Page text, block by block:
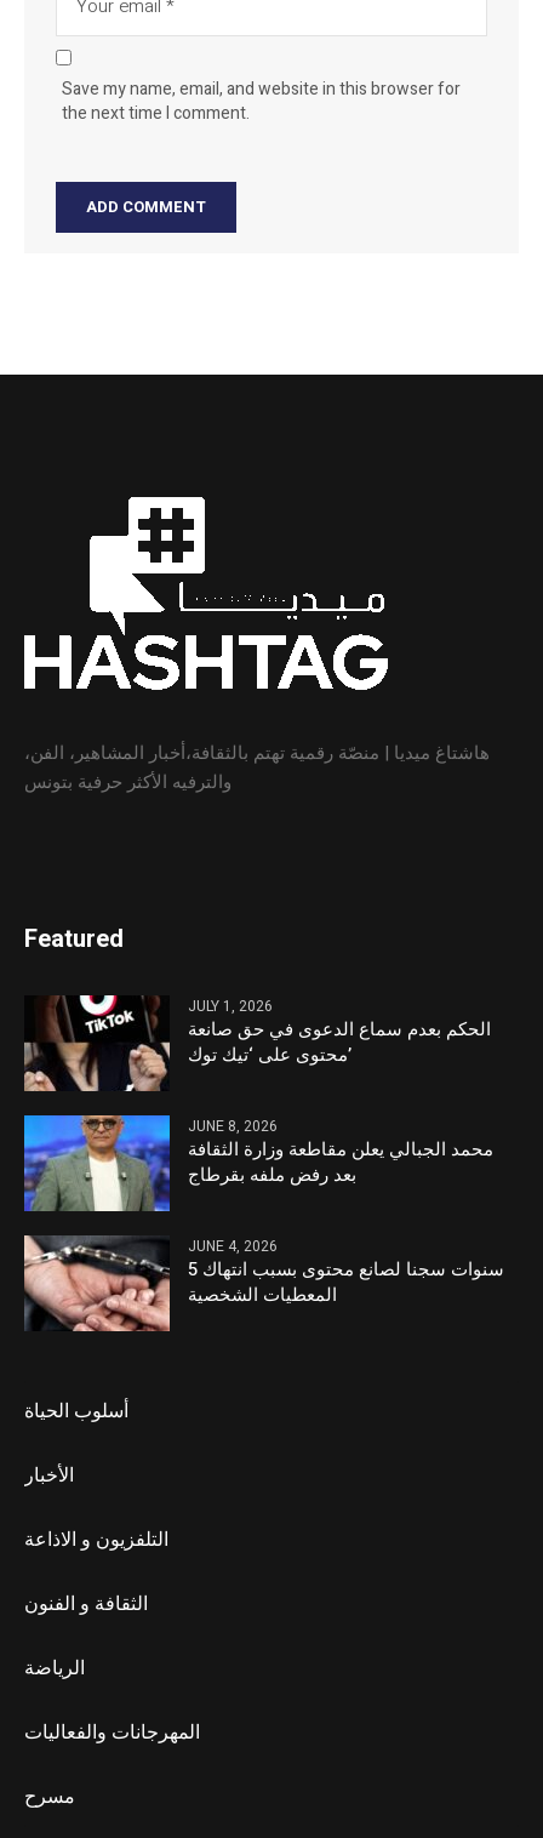
Save my name, email, and website in this browser for
the next time I comment.
هاشتاغ ميديا | منصّة رقمية تهتم بالثقافة،أخبار المشاهير، الفن،
والترفيه الأكثر حرفية بتونس
Featured
JULY 1, 2026
الحكم بعدم سماع الدعوى في حق صانعة
محتوى على ‘تيك توك’
JUNE 8, 2026
محمد الجبالي يعلن مقاطعة وزارة الثقافة
بعد رفض ملفه بقرطاج
JUNE 4, 2026
5 سنوات سجنا لصانع محتوى بسبب انتهاك
المعطيات الشخصية
أسلوب الحياة
الأخبار
التلفزيون و الاذاعة
الثقافة و الفنون
الرياضة
المهرجانات والفعاليات
مسرح